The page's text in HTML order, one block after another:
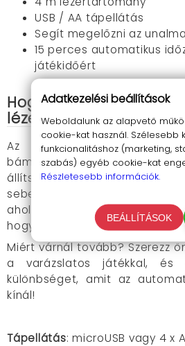
USB / AA tápellátás
Segít megelőzni az
15 perces automatikus
játékidőért
Hogyan használd az
lézeres cicajátékot?
Az eszköz használata
bámulatosan hatékony.
állítsd be a macskád
sebességmódot. Helyezd el
ahol a lézer fénye
hogy a cicád élvezze a
Miért várnál tovább? Szerezz
a varázslatos játékkal,
különbséget, amit az
kínál!
Tápellátás: microUSB vagy 4 x
Adatkezelési beállítások
Weboldalunk az alapvető
cookie-kat használ. Szélesebb
funkcionalitáshoz (marketing,
szabás) egyéb cookie-kat
Részletesebb információk.
BEÁLLÍTÁSOK